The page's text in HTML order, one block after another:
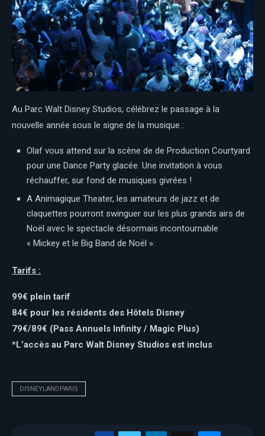
Au Parc Walt Disney Studios, célébrez le passage à la
nouvelle année sous le signe de la musique :
Olaf vous attend sur la scène de de Production Courtyard
pour une Dance Party glacée. Une invitation à vous
réchauffer, sur fond de musiques givrées !
A Animagique Theater, les amateurs de jazz et de
claquettes pourront swinguer sur les plus grands airs de
Noël avec le spectacle désormais incontournable
« Mickey et le Big Band de Noël ».
Tarifs :
99€ plein tarif
84€ pour les résidents des Hôtels Disney
79€/89€ (Pass Annuels Infinity / Magic Plus)
*L’accès au Parc Walt Disney Studios est inclus
DISNEYLANDPARIS